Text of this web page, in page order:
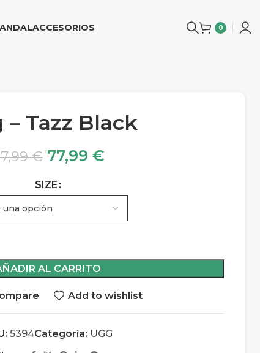
ACCESORIOS 0
– Tazz Black
€ 77,99 €
SIZE
AL CARRITO
Add to wishlist
5394Categoría: UGG